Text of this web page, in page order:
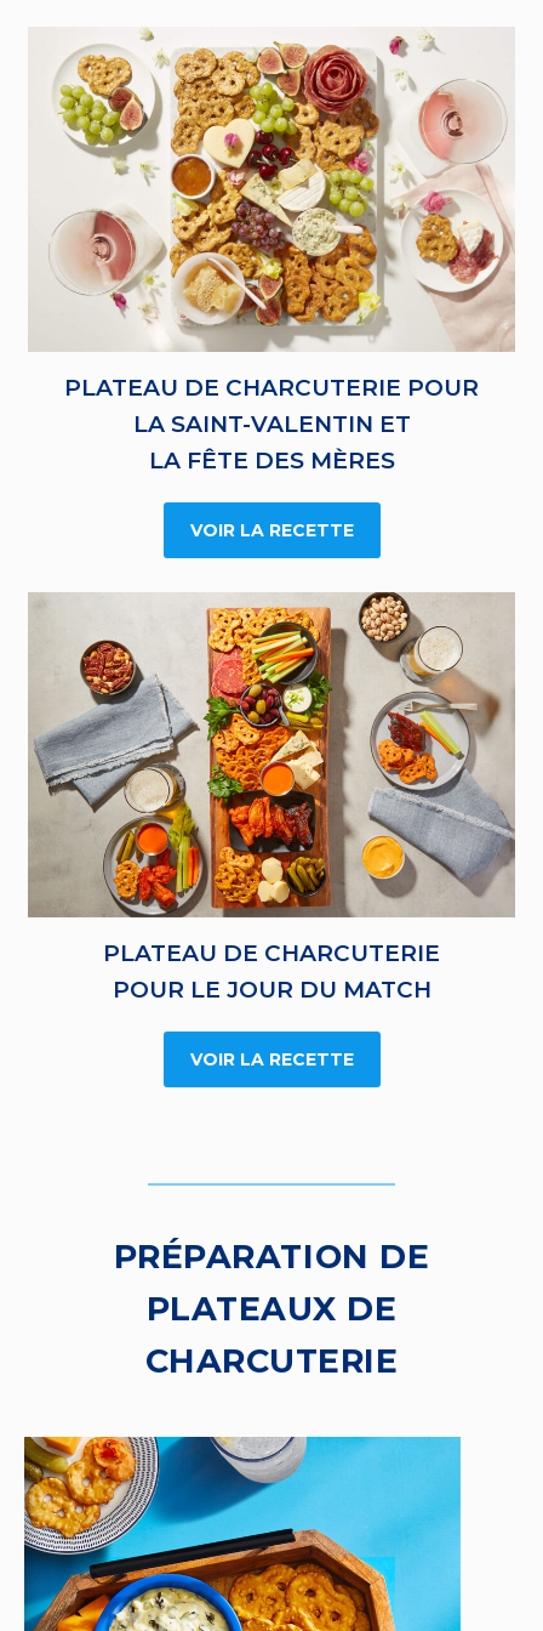
PLATEAU DE CHARCUTERIE POUR
LA SAINT-VALENTIN ET
LA FÊTE DES MÈRES
VOIR LA RECETTE
PLATEAU DE CHARCUTERIE
POUR LE JOUR DU MATCH
VOIR LA RECETTE
PRÉPARATION DE
PLATEAUX DE
CHARCUTERIE
L
e
c
t
e
r